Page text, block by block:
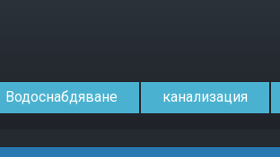
Водоснабдяване канализация